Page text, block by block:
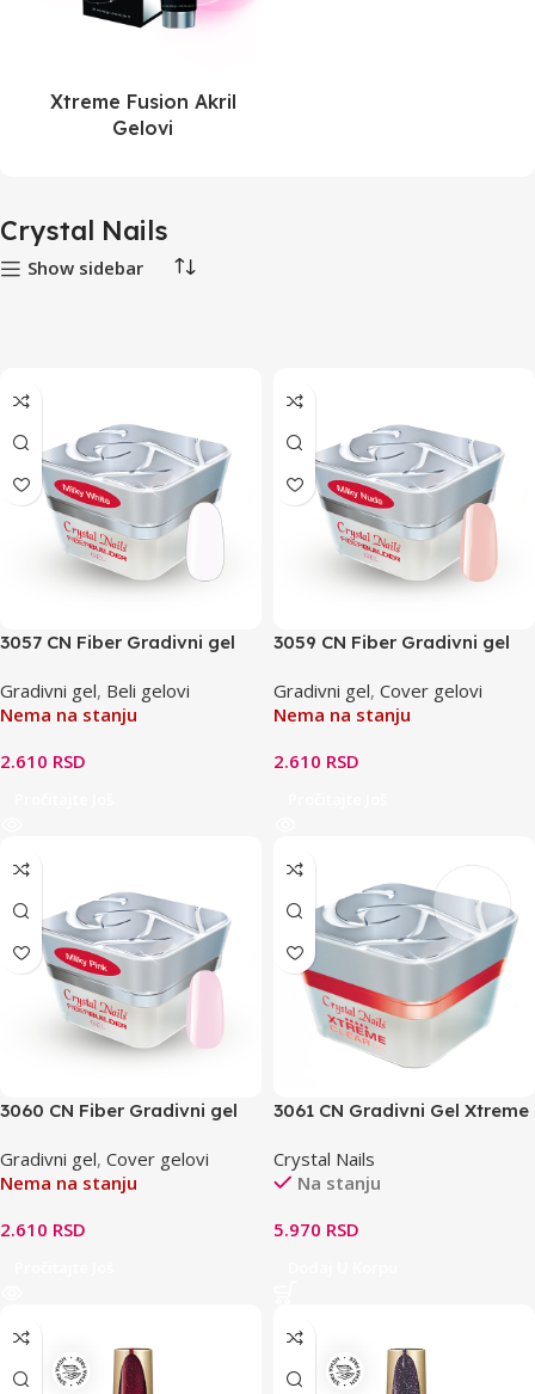
Xtreme Fusion Akril
Gelovi
Crystal Nails
Show sidebar
3057 CN Fiber Gradivni gel
Gradivni gel, Beli gelovi
Nema na stanju
2.610 RSD
3059 CN Fiber Gradivni gel
Gradivni gel, Cover gelovi
Nema na stanju
2.610 RSD
3060 CN Fiber Gradivni gel
Gradivni gel, Cover gelovi
Nema na stanju
2.610 RSD
3061 CN Gradivni Gel Xtreme
Crystal Nails
Na stanju
5.970 RSD